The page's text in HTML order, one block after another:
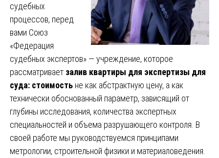
судебных
процессов, перед
вами Союз
«Федерация
судебных экспертов» — учреждение, которое
рассматривает залив квартиры для экспертизы для
суда: стоимость не как абстрактную цену, а как
технически обоснованный параметр, зависящий от
глубины исследования, количества экспертных
специальностей и объема разрушающего контроля. В
своей работе мы руководствуемся принципами
метрологии, строительной физики и материаловедения.